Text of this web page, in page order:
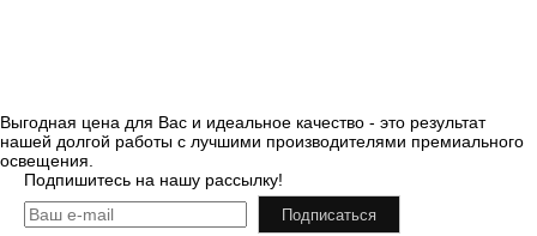
Выгодная цена для Вас и идеальное качество - это результат
нашей долгой работы с лучшими производителями премиального
освещения.
Подпишитесь на нашу рассылку!
Подписаться